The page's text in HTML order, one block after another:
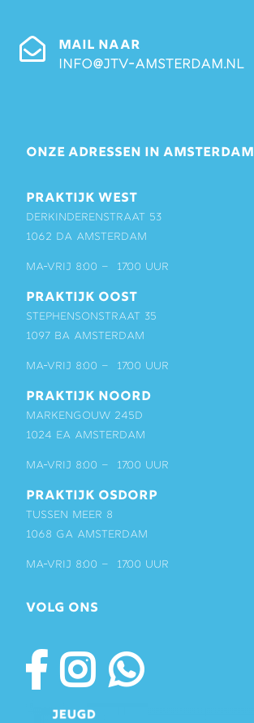
MAIL NAAR
info@jtv-amsterdam.nl
ONZE ADRESSEN IN AMSTERDAM
PRAKTIJK WEST
Derkinderenstraat 53
1062 DA Amsterdam
ma-vrij 8:00 – 17:00 uur
PRAKTIJK OOST
Stephensonstraat 35
1097 BA Amsterdam
ma-vrij 8:00 – 17:00 uur
PRAKTIJK NOORD
Markengouw 245D
1024 EA Amsterdam
ma-vrij 8:00 – 17:00 uur
PRAKTIJK OSDORP
Tussen Meer 8
1068 GA Amsterdam
ma-vrij 8:00 – 17:00 uur
VOLG ONS